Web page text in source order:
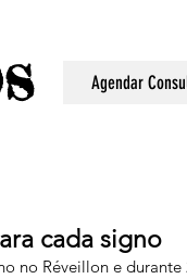
S Agendar
cada signo
no Réveillon e